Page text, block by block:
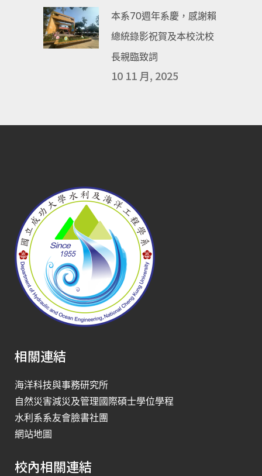
本系70週年系慶，感謝賴
總統錄影祝賀及本校沈校
長親臨致詞
10 11 月, 2025
相關連結
海洋科技與事務研究所
自然災害減災及管理國際碩士學位學程
水利系系友會臉書社團
網站地圖
校內相關連結